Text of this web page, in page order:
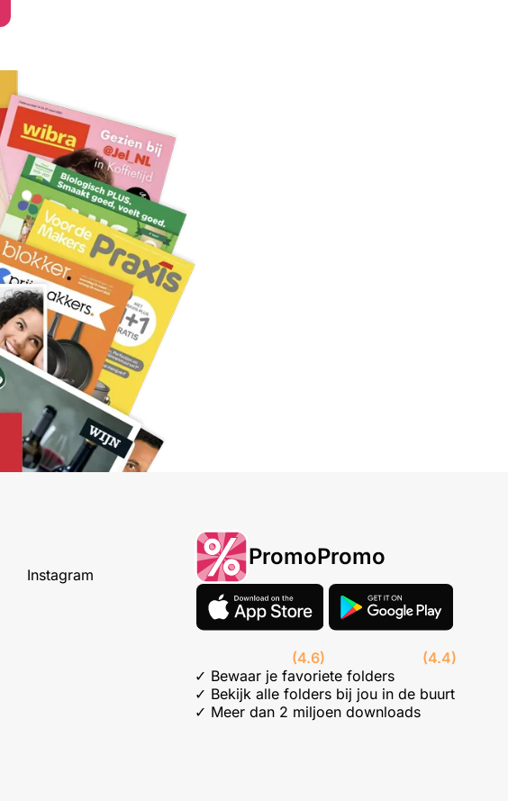
Instagram
PromoPromo
(4.6)
(4.4)
✓ Bewaar je favoriete folders
✓ Bekijk alle folders bij jou in de buurt
✓ Meer dan 2 miljoen downloads